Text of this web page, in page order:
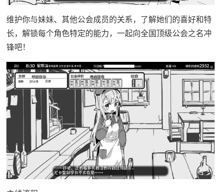
维护你与妹妹、其他公会成员的关系，了解她们的喜好和特
长，解锁每个角色特定的能力，一起向全国顶级公会之名冲
锋吧！